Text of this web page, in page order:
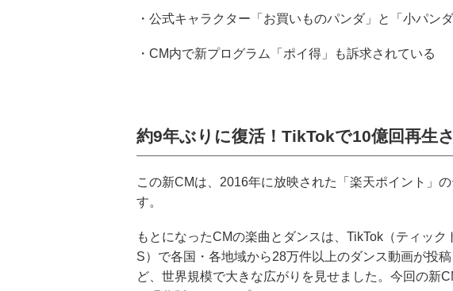
・公式キャラクター「お買いものパンダ」と「小パン
・CM内で新プログラム「ポイ得」も訴求されている
約9年ぶりに復活！TikTokで10億回再生
この新CMは、2016年に放映された「楽天ポイント」
す。
もとになったCMの楽曲とダンスは、TikTok（ティッ
S）で各国・各地域から28万件以上のダンス動画が投
ど、世界規模で大きな広がりを見せました。今回の新